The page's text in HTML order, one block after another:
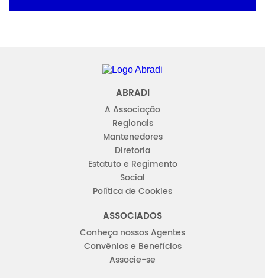
Abradi
ABRADI
A Associação
Regionais
Mantenedores
Diretoria
Estatuto e Regimento
Social
Política de Cookies
ASSOCIADOS
Conheça nossos Agentes
Convênios e Benefícios
Associe-se